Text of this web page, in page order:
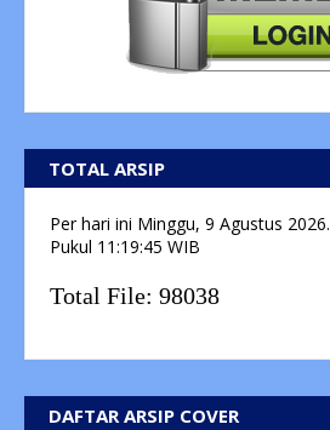
TOTAL ARSIP
Per hari ini Minggu, 9 Agustus 2026.
Pukul 11:19:46 WIB
Total File: 98038
DAFTAR ARSIP COVER